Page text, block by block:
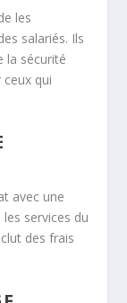
les
salariés. Ils
la sécurité
ceux qui
avec une
services du
des frais